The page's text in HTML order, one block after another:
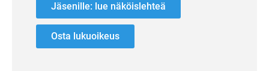
Jäsenille: lue näköislehteä
Osta lukuoikeus